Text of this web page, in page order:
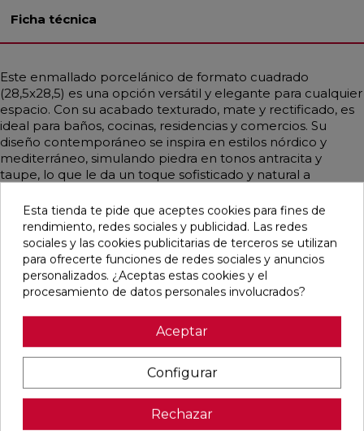
Ficha técnica
Este enmallado porcelánico de formato cuadrado
(28,5x28,5) es una opción versátil y elegante para cualquier
espacio. Con su acabado texturado, mate y rectificado, es
ideal para baños, cocinas, residencias y comercios. Su
diseño contemporáneo se inspira en estilos nórdico y
mediterráneo, simulando piedra en tonos antracita y
taupe, lo que le da un toque sofisticado y natural a
Pensamos que te puede interesar
ALAPLANA
BODO
favorite
VERONA
WHITE MATE
RECTIFICADO
favorite
KAWAII GREY
MATE
31,6X100
RECTIFICADO
favorite
PALOMASTONE
WALL WHITE
favorite
Esta tienda te pide que aceptes cookies para fines de
rendimiento, redes sociales y publicidad. Las redes
sociales y las cookies publicitarias de terceros se utilizan
para ofrecerte funciones de redes sociales y anuncios
personalizados. ¿Aceptas estas cookies y el
procesamiento de datos personales involucrados?
Aceptar
Configurar
Rechazar